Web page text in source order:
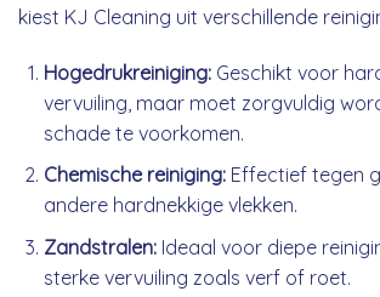
kiest KJ Cleaning uit verschillende
Hogedrukreiniging:Geschikt voor
vervuiling, maar moet zorgvuldig
schade te voorkomen.
Chemische reiniging:Effectief tegen
andere hardnekkige vlekken.
Zandstralen:Ideaal voor diepe
sterke vervuiling zoals verf of roet.